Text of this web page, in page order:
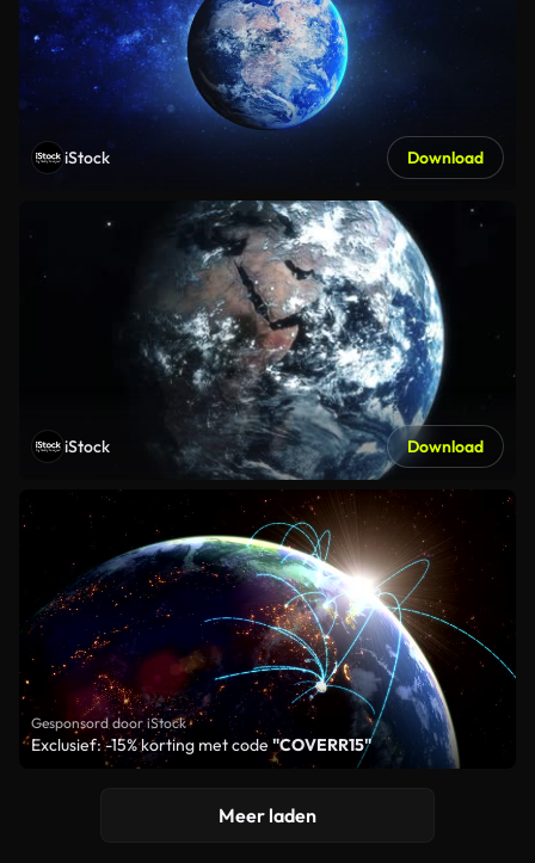
iStock Download
iStock Download
Gesponsord door iStock
Exclusief: -15% korting met code "COVERR15"
Meer laden